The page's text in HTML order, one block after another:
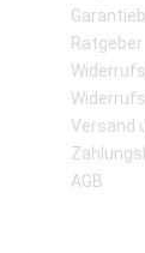
Ratgeber
Versand
AGB